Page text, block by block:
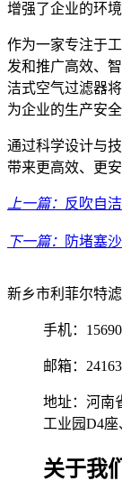
增强了企业的环境
作为一家专注于
发和推广高效、
洁式空气过滤器
为企业的生产安
通过科学设计与
带来更高效、更
上一篇： 反吹自
下一篇： 防堵塞
新乡市利菲尔特
手机：
邮箱：
地址：河南
工业园D4座
关于我们